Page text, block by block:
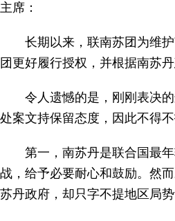
主席：
长期以来，联南苏团为维
团更好履行授权，并根据南苏
令人遗憾的是，刚刚表决
处案文持保留态度，因此不得
第一，南苏丹是联合国最
战，给予必要耐心和鼓励。然
苏丹政府，却只字不提地区局